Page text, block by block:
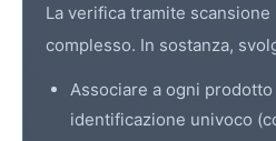
La verifica tramite
complesso. In sostanza,
Associare a ogni
identificazione univoco (